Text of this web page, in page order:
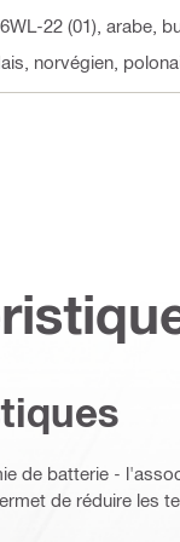
22 (01) , arabe,
norvégien,
de batterie -
de réduire les